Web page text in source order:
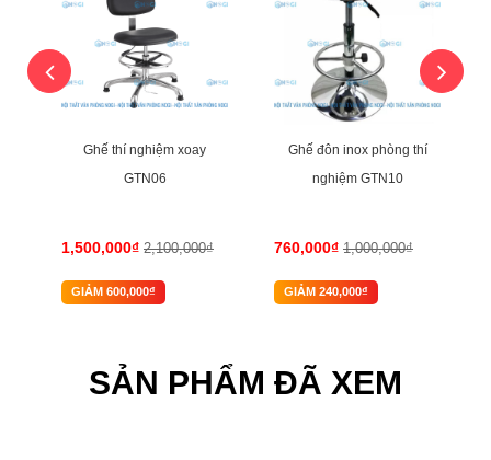
Ghế thí nghiệm xoay
GTN06
1,500,000₫ 2,100,000₫
GIẢM 600,000₫
Ghế đôn inox phòng thí
nghiệm GTN10
760,000₫ 1,000,000₫
GIẢM 240,000₫
SẢN PHẨM ĐÃ XEM